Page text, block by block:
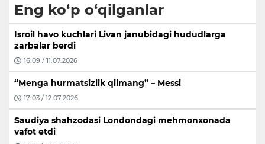
Eng ko‘p o‘qilganlar
Isroil havo kuchlari Livan janubidagi hududlarga
zarbalar berdi
16:09 / 11.07.2026
“Menga hurmatsizlik qilmang” – Messi
17:03 / 12.07.2026
Saudiya shahzodasi Londondagi mehmonxonada
vafot etdi